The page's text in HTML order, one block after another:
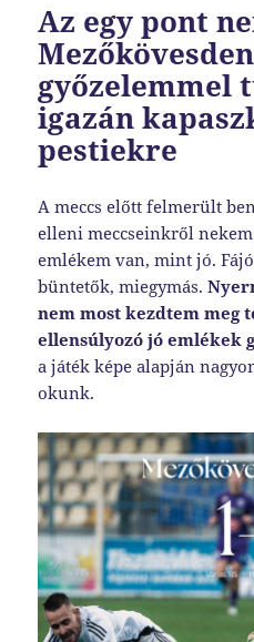
Az egy pont
győzelemmel
igazán
pestiekre
A meccs előtt felmerült
elleni meccseinkről
emlékem van, mint jó.
büntetők, miegymás.
nem most kezdtem meg
ellensúlyozó jó emlékek
a játék képe alapján
okunk.